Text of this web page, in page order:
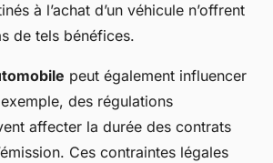
à l’achat d’un véhicule n’offrent
de tels bénéfices.
peut également influencer
des régulations
affecter la durée des contrats
Ces contraintes légales